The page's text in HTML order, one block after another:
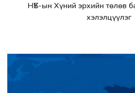
Дэлгэрэнгүй
НҮБ-ын Хүний эрхийн төлөв
хэлэлцүүлэг